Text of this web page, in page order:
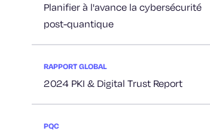
Planifier à l'avance la cybersécurité
post-quantique
RAPPORT GLOBAL
2024 PKI & Digital Trust Report
PQC